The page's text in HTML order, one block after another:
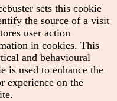
sets this cookie
the source of a visit
user action
in cookies. This
and behavioural
is used to enhance the
experience on the